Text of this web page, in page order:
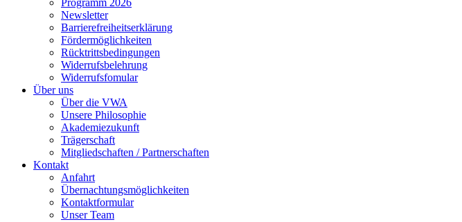
Programm 2026
Newsletter
Barrierefreiheitserklärung
Fördermöglichkeiten
Rücktrittsbedingungen
Widerrufsbelehrung
Widerrufsfomular
Über uns
Über die VWA
Unsere Philosophie
Akademiezukunft
Trägerschaft
Mitgliedschaften / Partnerschaften
Kontakt
Anfahrt
Übernachtungsmöglichkeiten
Kontaktformular
Unser Team